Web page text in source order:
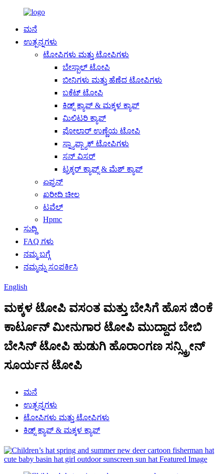
ಮನೆ
ಉತ್ಪನ್ನಗಳು
ಟೋಪಿಗಳು ಮತ್ತು ಟೋಪಿಗಳು
ಬೇಸ್ಬಾಲ್ ಟೋಪಿ
ಬೀನಿಗಳು ಮತ್ತು ಹೆಣೆದ ಟೋಪಿಗಳು
ಬಕೆಟ್ ಟೋಪಿ
ಕಿಡ್ಸ್ ಕ್ಯಾಪ್ & ಮಕ್ಕಳ ಕ್ಯಾಪ್
ಮಿಲಿಟರಿ ಕ್ಯಾಪ್
ಪೋಲಾರ್ ಉಣ್ಣೆಯ ಟೋಪಿ
ಸ್ನ್ಯಾಪ್ಬ್ಯಾಕ್ ಟೋಪಿಗಳು
ಸನ್ ವಿಸರ್
ಟ್ರಕ್ಕರ್ ಕ್ಯಾಪ್ಸ್ & ಮೆಶ್ ಕ್ಯಾಪ್
ಏಪ್ರನ್
ಖರೀದಿ ಚೀಲ
ಟವೆಲ್
Hpmc
ಸುದ್ದಿ
FAQ ಗಳು
ನಮ್ಮ ಬಗ್ಗೆ
ನಮ್ಮನ್ನು ಸಂಪರ್ಕಿಸಿ
English
ಮಕ್ಕಳ ಟೋಪಿ ವಸಂತ ಮತ್ತು ಬೇಸಿಗೆ ಹೊಸ ಜಿಂಕೆ
ಕಾರ್ಟೂನ್ ಮೀನುಗಾರ ಟೋಪಿ ಮುದ್ದಾದ ಬೇಬಿ
ಬೇಸಿನ್ ಟೋಪಿ ಹುಡುಗಿ ಹೊರಾಂಗಣ ಸನ್ಸ್ಕ್ರೀನ್
ಸೂರ್ಯನ ಟೋಪಿ
ಮನೆ
ಉತ್ಪನ್ನಗಳು
ಟೋಪಿಗಳು ಮತ್ತು ಟೋಪಿಗಳು
ಕಿಡ್ಸ್ ಕ್ಯಾಪ್ & ಮಕ್ಕಳ ಕ್ಯಾಪ್